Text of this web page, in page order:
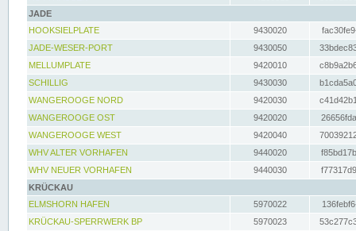
JADE
HOOKSIELPLATE
9430020
JADE-WESER-PORT
9430050
MELLUMPLATE
9420010
SCHILLIG
9430030
WANGEROOGE NORD
9420030
WANGEROOGE OST
9420020
WANGEROOGE WEST
9420040
WHV ALTER VORHAFEN
9440020
WHV NEUER VORHAFEN
9440030
KRÜCKAU
ELMSHORN HAFEN
5970022
KRÜCKAU-SPERRWERK BP
5970023